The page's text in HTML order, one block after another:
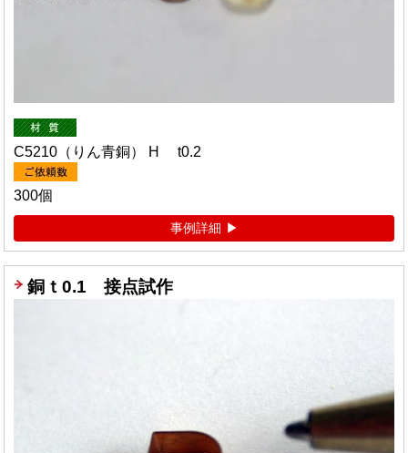
C5210（りん青銅） H t0.2
300個
事例詳細
銅ｔ0.1 接点試作